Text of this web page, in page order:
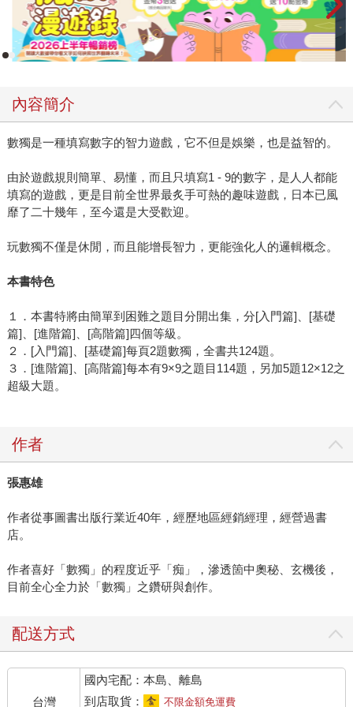
內容簡介
數獨是一種填寫數字的智力遊戲，它不但是娛樂，也是益智的。
由於遊戲規則簡單、易懂，而且只填寫1 - 9的數字，是人人都能
填寫的遊戲，更是目前全世界最炙手可熱的趣味遊戲，日本已風
靡了二十幾年，至今還是大受歡迎。
玩數獨不僅是休閒，而且能增長智力，更能強化人的邏輯概念。
本書特色
１．本書特將由簡單到困難之題目分開出集，分[入門篇]、[基礎
篇]、[進階篇]、[高階篇]四個等級。
２．[入門篇]、[基礎篇]每頁2題數獨，全書共124題。
３．[進階篇]、[高階篇]每本有9×9之題目114題，另加5題12×12之
超級大題。
作者
張惠雄
作者從事圖書出版行業近40年，經歷地區經銷經理，經營過書
店。
作者喜好「數獨」的程度近乎「痴」，滲透箇中奧秘、玄機後，
目前全心全力於「數獨」之鑽研與創作。
配送方式
台灣
國內宅配：本島、離島
到店取貨：
不限金額免運費